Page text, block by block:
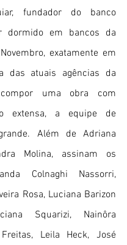
fundador do banco
dormido em bancos da
exatamente em
das atuais agências da
uma obra com
extensa, a equipe de
Além de Adriana
Molina, assinam os
Colnaghi Nassorri,
Rosa, Luciana Barizon
Squarizi, Nainôra
Leila Heck, José